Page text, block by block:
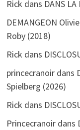
Rick dans DANS
DEMANGEON
Roby (2018)
Rick dans
princecranoirdans
Spielberg (2026)
Rick dans
Princecranoirdans